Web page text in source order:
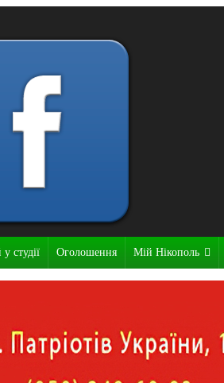
студії Оголошення Мій Нікополь